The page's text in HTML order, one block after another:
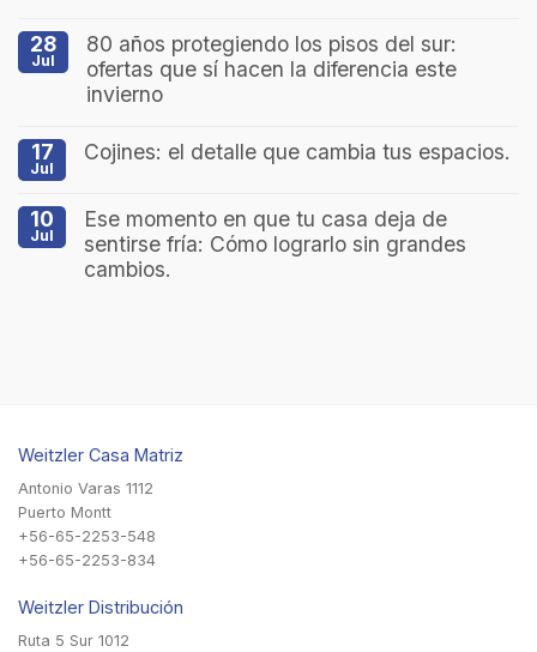
28
Jul
80 años protegiendo los pisos del sur:
ofertas que sí hacen la diferencia este
invierno
17
Jul
Cojines: el detalle que cambia tus espacios.
10
Jul
Ese momento en que tu casa deja de
sentirse fría: Cómo lograrlo sin grandes
cambios.
Weitzler Casa Matriz
Antonio Varas 1112
Puerto Montt
+56-65-2253-548
+56-65-2253-834
Weitzler Distribución
Ruta 5 Sur 1012